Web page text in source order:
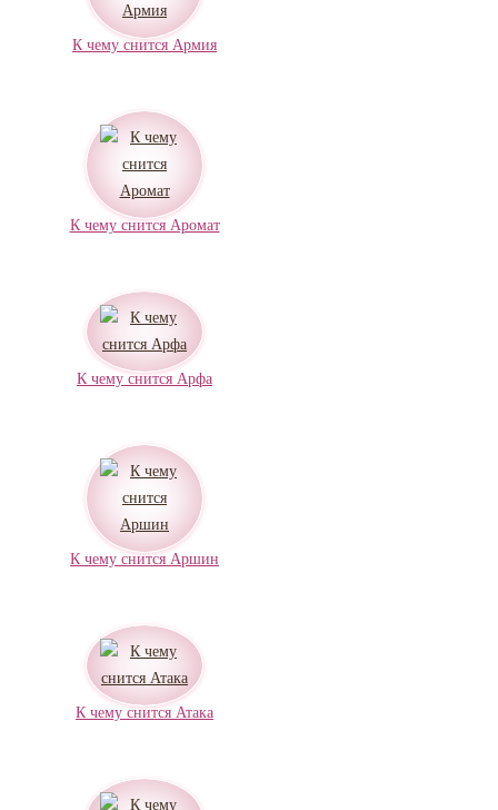
К чему снится Армия
К чему снится Аромат
К чему снится Арфа
К чему снится Аршин
К чему снится Атака